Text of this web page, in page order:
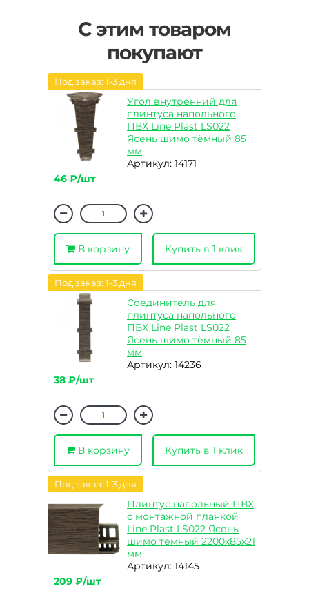
С этим товаром
покупают
Под заказ: 1-3 дня
Угол внутренний для
плинтуса напольного
ПВХ Line Plast LS022
Ясень шимо тёмный 85
мм
Артикул: 14171
46 ₽/шт
В корзину Купить в 1 клик
Под заказ: 1-3 дня
Соединитель для
плинтуса напольного
ПВХ Line Plast LS022
Ясень шимо тёмный 85
мм
Артикул: 14236
38 ₽/шт
В корзину Купить в 1 клик
Под заказ: 1-3 дня
Плинтус напольный ПВХ
с монтажной планкой
Line Plast LS022 Ясень
шимо тёмный 2200х85х21
мм
Артикул: 14145
209 ₽/шт